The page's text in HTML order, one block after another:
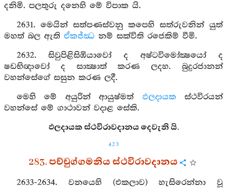
දනිමි. පලතුරු දනෙහි මේ විපාක යි.
2631. මෙයින් සත්පණස්වනු කපෙහි සත්රුවනින් යුත්
මහත් බල ඇති ඒකජ්ඣ නම් සක්විති රජෙකිම් වීමි.
2632. සිවුපිළිසිඹියාවෝ ද අෂ්ටවිමෝක්‍ෂයෝ ද
ෂඩභිඥාවෝ ද සාක්‍ෂාත් කරණ ලදහ. බුදුරජානන්
වහන්සේගේ සසුන කරණ ලදී.
මෙහි මේ අයුරින් ආයුෂ්මත් ඵලදායක ස්ථවිරයන්
වහන්සේ මේ ගාථාවන් වදාළ සේකි.
ඵලදායක ස්ථවිරාවදානය දෙවැනි යි.
423
283. පච්චුග්ගමනිය ස්ථවිරාවදානය
2633-2634. වනයෙහි (එකලාව) හැසිරෙන්නා වූ